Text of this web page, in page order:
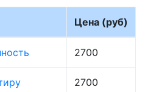
Цена (руб)
2700
2700